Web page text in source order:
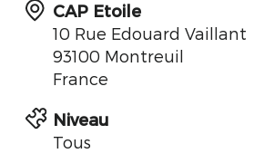
CAP Etoile
10 Rue Edouard Vaillant
93100 Montreuil
France
Niveau
Tous